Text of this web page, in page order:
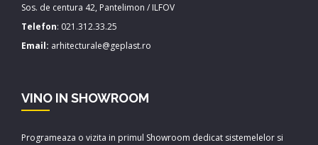
Sos. de centura 42, Pantelimon / ILFOV
Telefon: 021.312.33.25
Email: arhitecturale@geplast.ro
VINO IN SHOWROOM
Programeaza o vizita in primul Showroom dedicat sistemelelor si